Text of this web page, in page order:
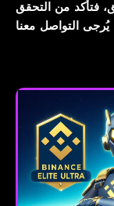
فتأكد من التحقق
يُرجى التواصل معنا